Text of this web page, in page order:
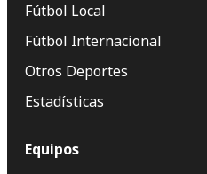
Fútbol Local
Fútbol Internacional
Otros Deportes
Estadísticas
Equipos